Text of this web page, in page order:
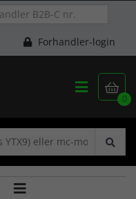
Forhandler-login

0

